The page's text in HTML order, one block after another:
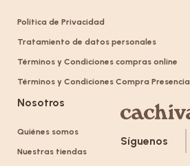
Política de Privacidad
Tratamiento de datos personales
Términos y Condiciones compras online
Términos y Condiciones Compra Presencial
Nosotros
Quiénes somos
Nuestras tiendas
Síguenos